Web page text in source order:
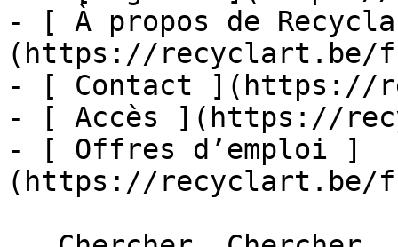
- [ À propos de
(https://recyclart.be/
- [ Contact ](https://
- [ Accès ](https://
- [ Offres d’emploi ]
(https://recyclart.be/